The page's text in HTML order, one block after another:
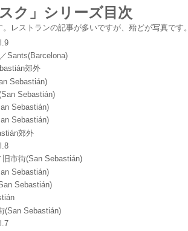
ク」シリーズ目次
レストランの記事が多いですが、殆どが写真です。
Sants(Barcelona)
郊外
Sebastián)
Sebastián)
Sebastián)
Sebastián)
郊外
市街(San Sebastián)
Sebastián)
Sebastián)
(San Sebastián)